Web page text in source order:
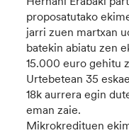
proposatutako
jarri zuen martxan
batekin abiatu zen
15.000 euro gehitu
Urtebetean 35
18k aurrera egin
eman zaie.
Mikrokredituen